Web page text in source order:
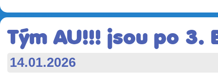
Tým AU!!! jsou po 3.
14.01.2026